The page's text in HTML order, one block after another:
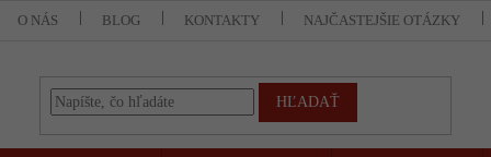
O NÁS BLOG KONTAKTY NAJČASTEJŠIE OTÁZKY
HĽADAŤ